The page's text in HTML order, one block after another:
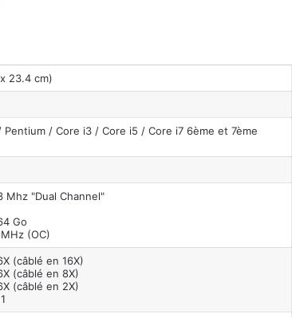
23.4 cm)
Pentium / Core i3 / Core i5 / Core i7 6ème et 7ème
Mhz "Dual Channel"
Go
(OC)
(câblé en 16X)
(câblé en 8X)
(câblé en 2X)